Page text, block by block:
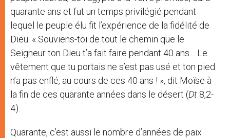
quarante ans et fut un temps privilégié pendant
lequel le peuple élu fit l’expérience de la fidélité de
Dieu. « Souviens-toi de tout le chemin que le
Seigneur ton Dieu t’a fait faire pendant 40 ans… Le
vêtement que tu portais ne s’est pas usé et ton pied
n’a pas enflé, au cours de ces 40 ans ! », dit Moïse à
la fin de ces quarante années dans le désert (Dt 8,2-
4).
Quarante, c’est aussi le nombre d’années de paix